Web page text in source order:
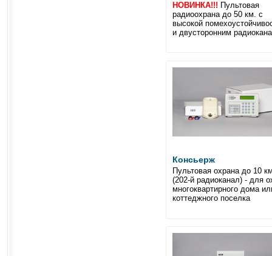
НОВИНКА!!! Пультовая
радиоохрана до 50 км. с
высокой
и двусторонним
Консьерж
Пультовая охрана до 10
(202-й радиоканал) - для
многоквартирного дома
коттеджного поселка